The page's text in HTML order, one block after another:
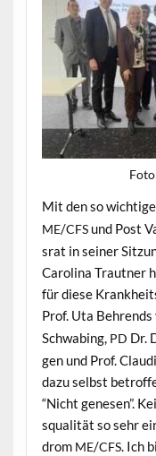
Mit den so
ME/CFSund Post
srat in sein­er
Car­oli­na Traut­ner
für diese
Prof. Uta Behrends
Schwabing, PD Dr.
gen und Prof.
dazu selb­st
“Nicht gene­sen”.
squal­ität so sehr
drom ME/CFS. Ich